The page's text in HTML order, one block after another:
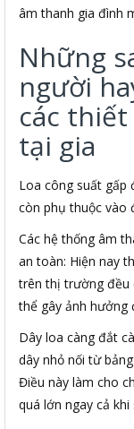
âm thanh gia đình
Những
người
các
tại gia
Loa công suất gấp
còn phụ thuộc vào
Các hệ thống âm
an toàn: Hiện nay
trên thị trường đều
thể gây ảnh hưởng
Dây loa càng đắt
dây nhỏ nối từ
Điều này làm cho
quá lớn ngay cả